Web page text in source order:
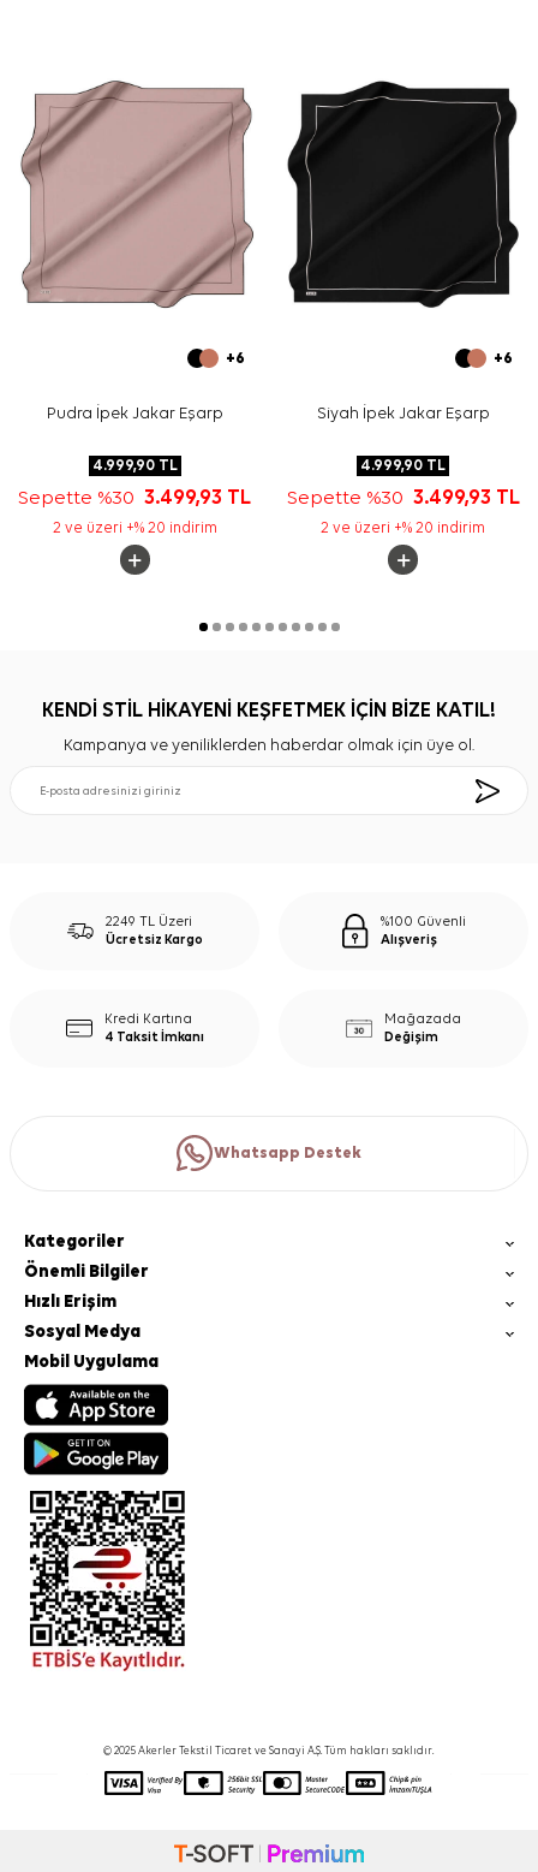
+6
Pudra İpek Jakar Eşarp
4.999,90TL
Sepette %303.499,93 TL
2 ve üzeri +% 20 indirim
+6
Siyah İpek Jakar Eşarp
4.999,90 TL
Sepette %30 3.499,93 TL
2 ve üzeri +% 20 indirim
KENDİ STİL HİKAYENİ KEŞFETMEK İÇİN BİZE KATIL!
Kampanya ve yeniliklerden haberdar olmak için üye ol.
2249 TL Üzeri
Ücretsiz Kargo
%100 Güvenli
Alışveriş
Kredi Kartına
4 Taksit İmkanı
Mağazada
Değişim
Whatsapp Destek
Kategoriler
Önemli Bilgiler
Hızlı Erişim
Sosyal Medya
Mobil Uygulama
© 2025 Akerler Tekstil Ticaret ve Sanayi A.Ş. Tüm hakları saklıdır.